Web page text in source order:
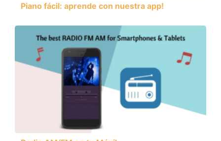
Piano fácil: aprende con nuestra app!